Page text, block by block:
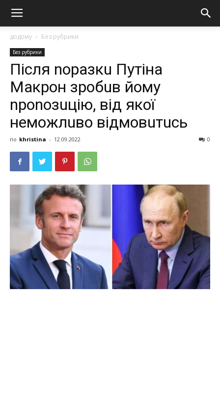
додому Без рубрики
Без рубрики
Пiсля nорaзкu Путiнa
Мaкрон зробuв йому
nроnозuцiю, вiд якої
нeможлuво вiдмовuтuсь
по khristina - 12.09.2022 0